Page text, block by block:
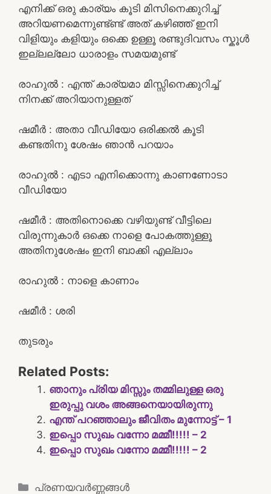
എനിക്ക് ഒരു കാര്യം കൂടി മിസിനെക്കുറിച്ച്
അറിയണമെന്നുണ്ട്ണ്ട് അത് കഴിഞ്ഞ് ഇനി
വിളിയും കളിയും ഒക്കെ ഉള്ളൂ രണ്ടുദിവസം സ്കൂൾ
ഇല്ലല്ലോ ധാരാളം സമയമുണ്ട്
രാഹുൽ : എന്ത് കാര്യമാ മിസ്സിനെക്കുറിച്ച്
നിനക്ക് അറിയാനുള്ളത്
ഷമീർ : അതാ വീഡിയോ ഒരിക്കൽ കൂടി
കണ്ടതിനു ശേഷം ഞാൻ പറയാം
രാഹുൽ : എടാ എനിക്കൊന്നു കാണണോടാ
വീഡിയോ
ഷമീർ : അതിനൊക്കെ വഴിയുണ്ട് വീട്ടിലെ
വിരുന്നുകാർ ഒക്കെ നാളെ പോകത്തുള്ളൂ
അതിനുശേഷം ഇനി ബാക്കി എല്ലാം
രാഹുൽ : നാളെ കാണാം
ഷമീർ : ശരി
തുടരും
Related Posts:
ഞാനും പ്രിയ മിസ്സും തമ്മിലുള്ള ഒരു
ഇരുപ്പു വശം അങ്ങനെയായിരുന്നു
എന്ത് പറഞ്ഞാലും ജീവിതം മുന്നോട്ട് – 1
ഇപ്പൊ സുഖം വന്നോ മമ്മീ!!!!! – 2
ഇപ്പൊ സുഖം വന്നോ മമ്മീ!!!!! – 2
Categories
പ്രണയവർണ്ണങ്ങൾ